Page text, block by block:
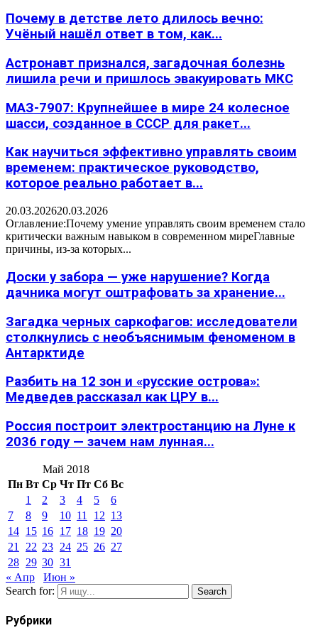
Почему в детстве лето длилось вечно:
Учёный нашёл ответ в том, как...
Астронавт признался, загадочная болезнь
лишила речи и пришлось эвакуировать МКС
МАЗ-7907: Крупнейшее в мире 24 колесное
шасси, созданное в СССР для ракет...
Как научиться эффективно управлять своим
временем: практическое руководство,
которое реально работает в...
20.03.202620.03.2026
Оглавление:Почему умение управлять своим временем стало
критически важным навыком в современном миреГлавные
причины, из-за которых...
Доски у забора — уже нарушение? Когда
дачника могут оштрафовать за хранение...
Загадка черных саркофагов: исследователи
столкнулись с необъяснимым феноменом в
Антарктиде
Разбить на 12 зон и «русские острова»:
Медведев рассказал как ЦРУ в...
Россия построит электростанцию на Луне к
2036 году — зачем нам лунная...
Май 2018
Пн Вт Ср Чт Пт Сб Вс
1
2 3 4 5
6
7
8 9 10 11 12 13
14 15 16 17 18 19 20
21
22 23 24 25 26 27
28 29 30 31
« Апр
Июн »
Search for:
Search
Рубрики